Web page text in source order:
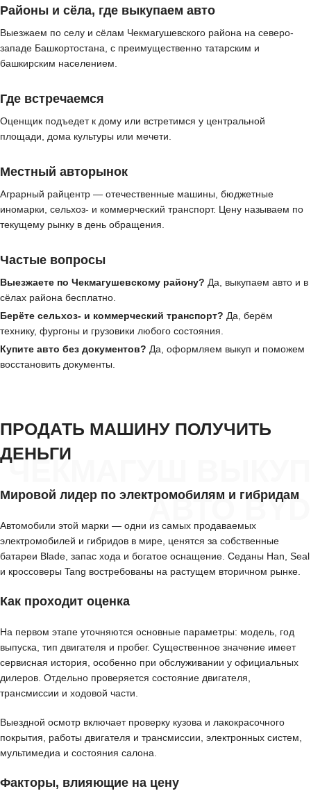
Районы и сёла, где выкупаем авто
Выезжаем по селу и сёлам Чекмагушевского района на северо-
западе Башкортостана, с преимущественно татарским и
башкирским населением.
Где встречаемся
Оценщик подъедет к дому или встретимся у центральной
площади, дома культуры или мечети.
Местный авторынок
Аграрный райцентр — отечественные машины, бюджетные
иномарки, сельхоз- и коммерческий транспорт. Цену называем по
текущему рынку в день обращения.
Частые вопросы
Выезжаете по Чекмагушевскому району? Да, выкупаем авто и в
сёлах района бесплатно.
Берёте сельхоз- и коммерческий транспорт? Да, берём
технику, фургоны и грузовики любого состояния.
Купите авто без документов? Да, оформляем выкуп и поможем
восстановить документы.
ЧЕКМАГУШ ВЫКУП
АВТО BYD
ПРОДАТЬ МАШИНУ ПОЛУЧИТЬ
ДЕНЬГИ
Мировой лидер по электромобилям и гибридам
Автомобили этой марки — одни из самых продаваемых
электромобилей и гибридов в мире, ценятся за собственные
батареи Blade, запас хода и богатое оснащение. Седаны Han, Seal
и кроссоверы Tang востребованы на растущем вторичном рынке.
Как проходит оценка
На первом этапе уточняются основные параметры: модель, год
выпуска, тип двигателя и пробег. Существенное значение имеет
сервисная история, особенно при обслуживании у официальных
дилеров. Отдельно проверяется состояние двигателя,
трансмиссии и ходовой части.
Выездной осмотр включает проверку кузова и лакокрасочного
покрытия, работы двигателя и трансмиссии, электронных систем,
мультимедиа и состояния салона.
Факторы, влияющие на цену